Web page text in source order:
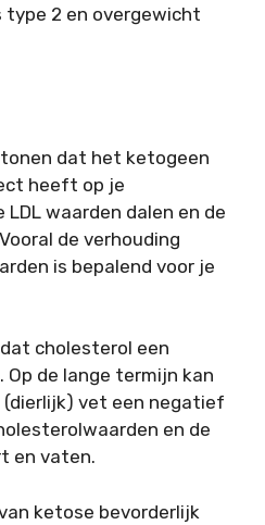
2 en overgewicht
dat het ketogeen
heeft op je
waarden dalen en de
de verhouding
is bepalend voor je
cholesterol een
Op de lange termijn kan
vet een negatief
en de
en vaten.
ketose bevorderlijk